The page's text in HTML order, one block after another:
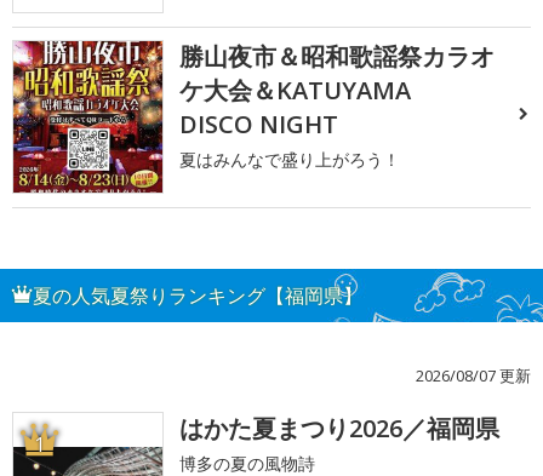
勝山夜市＆昭和歌謡祭カラオ
ケ大会＆KATUYAMA
DISCO NIGHT
夏はみんなで盛り上がろう！
夏の人気夏祭りランキング【福岡県】
2026/08/07 更新
1 はかた夏まつり2026／福岡県
博多の夏の風物詩